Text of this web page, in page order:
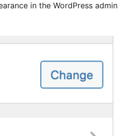
in the WordPress admin